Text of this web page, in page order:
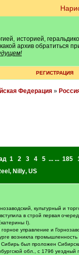
историей,
архив обратиться
РЕГИСТРАЦИЯ
Федерация»
1 2 3 4 5 ... ... 185
, Nilly, US
культурный и
в строй первая
I).
управление и
возникла
был проложен
обл., с 1796